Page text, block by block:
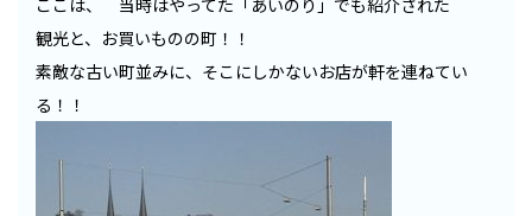
ここは、 当時はやってた「あいのり」でも紹介された
観光と、お買いものの町！！
素敵な古い町並みに、そこにしかないお店が軒を連ねてい
る！！